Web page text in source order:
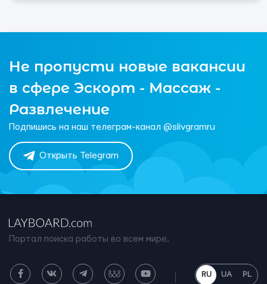
Не пропусти новые вакансии
в сфере Эскорт - Массаж -
Развлечение
Подпишись на наш телеграм-канал @slivgramru
Открыть Telegram
Портал поиска работы во всем мире.
RU UA PL